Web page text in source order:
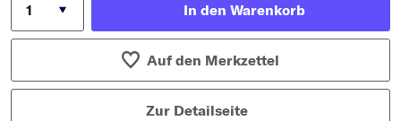
In den Warenkorb
Auf den Merkzettel
Zur Detailseite